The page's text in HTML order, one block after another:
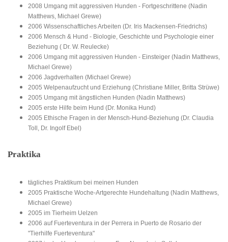
2008 Umgang mit aggressiven Hunden - Fortgeschrittene (Nadin
Matthews, Michael Grewe)
2006 Wissenschaftliches Arbeiten (Dr. Iris Mackensen-Friedrichs)
2006 Mensch & Hund - Biologie, Geschichte und Psychologie einer
Beziehung ( Dr. W. Reulecke)
2006 Umgang mit aggressiven Hunden - Einsteiger (Nadin Matthews,
Michael Grewe)
2006 Jagdverhalten (Michael Grewe)
2005 Welpenaufzucht und Erziehung (Christiane Miller, Britta Strüwe)
2005 Umgang mit ängstlichen Hunden (Nadin Matthews)
2005 erste Hilfe beim Hund (Dr. Monika Hund)
2005 Ethische Fragen in der Mensch-Hund-Beziehung (Dr. Claudia
Toll, Dr. Ingolf Ebel)
Praktika
tägliches Praktikum bei meinen Hunden
2005 Praktische Woche-Artgerechte Hundehaltung (Nadin Matthews,
Michael Grewe)
2005 im Tierheim Uelzen
2006 auf Fuerteventura in der Perrera in Puerto de Rosario der
"Tierhilfe Fuerteventura"